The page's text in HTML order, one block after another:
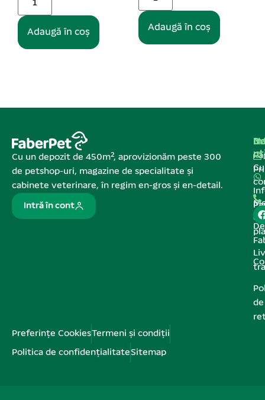
Adaugă în coș Adaugă în coș
Cu un depozit de 450m², aprovizionăm peste 300
de petshop-uri, magazine de specialitate și
cabinete veterinare, în regim en-gros și en-detail.
Intră în cont
de
de
Preferințe CookiesTermeni și condiții
Politica de confidențialitateSitemap